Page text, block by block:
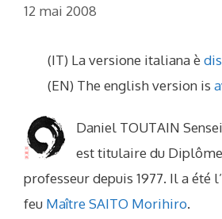
12 mai 2008
(IT) La versione italiana è
(EN) The english version is
Daniel TOUTAIN
est titulaire du Diplôme
professeur depuis 1977. Il a été
feu Maître SAITO Morihiro.